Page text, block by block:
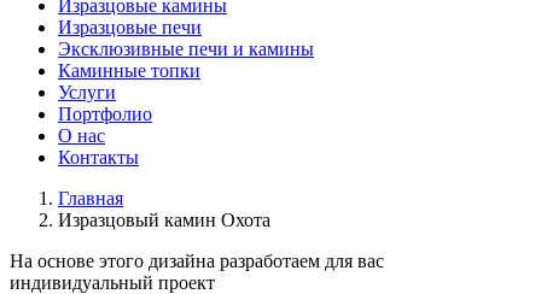
Изразцовые камины
Изразцовые печи
Эксклюзивные печи и камины
Каминные топки
Услуги
Портфолио
О нас
Контакты
Главная
Изразцовый камин Охота
На основе этого дизайна разработаем для вас
индивидуальный проект